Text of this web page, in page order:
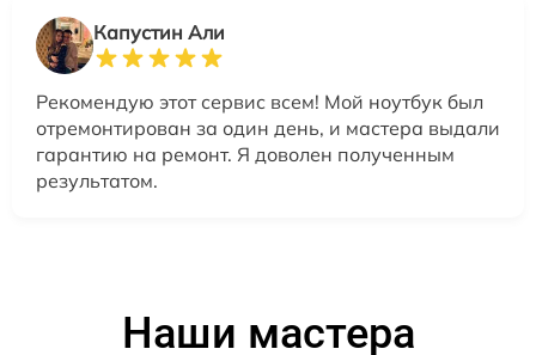
Капустин Али
Рекомендую этот сервис всем! Мой ноутбук был
отремонтирован за один день, и мастера выдали
гарантию на ремонт. Я доволен полученным
результатом.
Наши мастера